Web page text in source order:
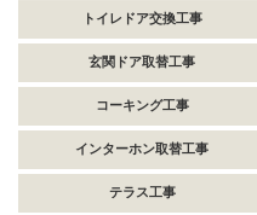
トイレドア交換工事
玄関ドア取替工事
コーキング工事
インターホン取替工事
テラス工事